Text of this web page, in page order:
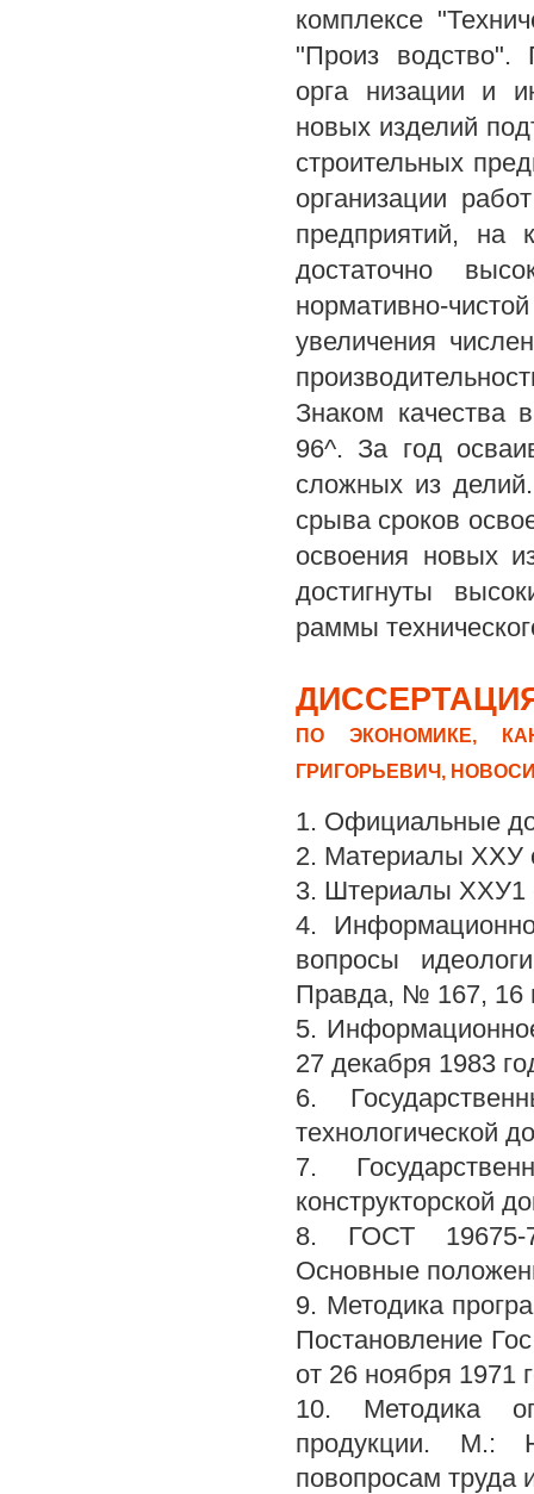
комплексе
"Произ водство".
орга низации и
новых изделий
строительных
организации
предприятий, на
достаточно
нормативно-
увеличения
Знаком качества
96^. За год
сложных из
срыва сроков
освоения новых
достигнуты
раммы
ПО ЭКОНОМИКЕ,
ГРИГОРЬЕВИЧ,
1. Официальные
2. Материалы ХХУ
3. Штериалы ХХУ1
4.
вопросы
Правда, № 167, 16
5.
27 декабря 1983
6.
технологической
7.
конструкторской
8. ГОСТ 19675-
Основные
9. Методика
Постановление
от 26 ноября 1971
10. Методика
продукции. М.:
повопросам труда